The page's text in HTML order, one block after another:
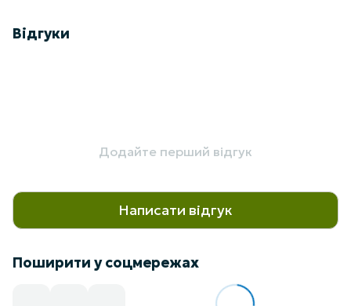
Відгуки
Додайте перший відгук
Написати відгук
Поширити у соцмережах